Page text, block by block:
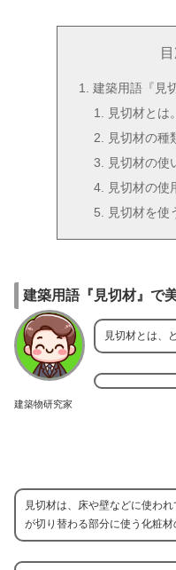
建築用語『見
見切材とは。
見切材の種
見切材の使
見切材の使
見切材を使
建築用語『見切材』で
建築物研究家
見切材とは、
見切材は、床や壁などに使わ
が切り替わる部分に使う化粧材